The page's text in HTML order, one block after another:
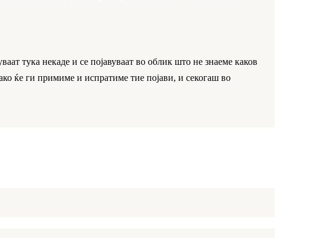
тука некаде и се појавуваат во облик што не знаеме каков
ќе ги примиме и испратиме тие појави, и секогаш во